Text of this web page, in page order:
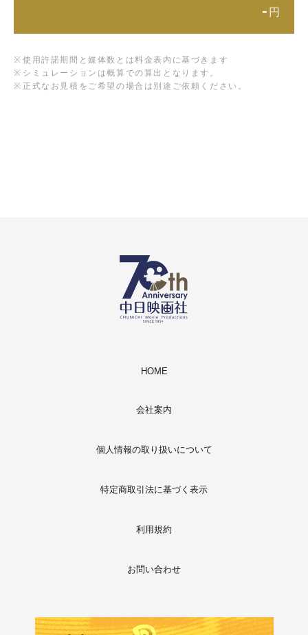
- 円
※ 使用許諾期間と媒体数とは料金表内に基づきます
※ シミュレーションは概算での算出となります。
※ 正式なお見積をご希望の場合は別途ご依頼ください。
HOME
会社案内
個人情報の取り扱いについて
特定商取引法に基づく表示
利用規約
お問い合わせ